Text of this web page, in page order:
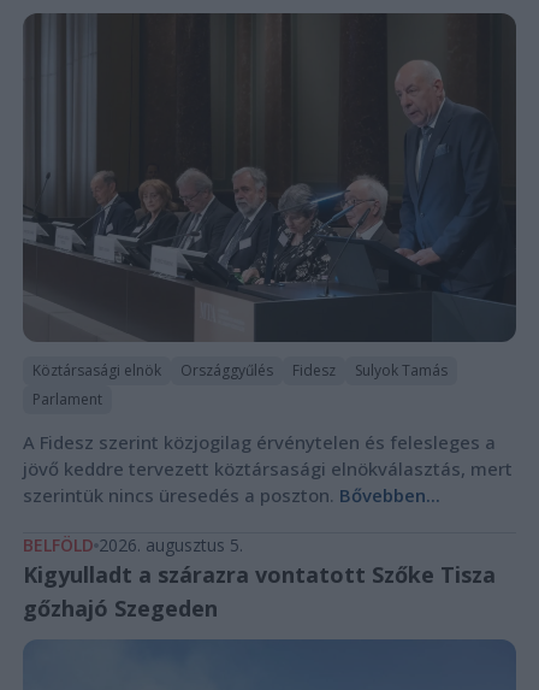
Köztársasági elnök Országgyűlés Fidesz
Sulyok Tamás
Parlament
A Fidesz szerint közjogilag érvénytelen és felesleges a
jövő keddre tervezett köztársasági elnökválasztás, mert
szerintük nincs üresedés a poszton. Bővebben...
BELFÖLD 2026. augusztus 5.
Kigyulladt a szárazra vontatott Szőke Tisza
gőzhajó Szegeden